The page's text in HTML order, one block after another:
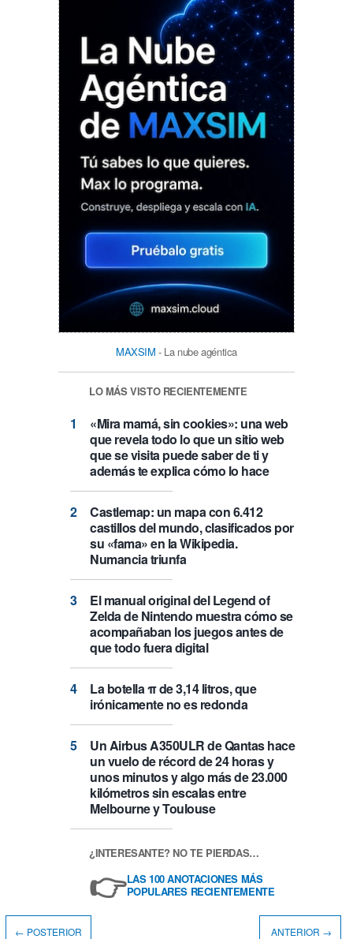
MAXSIM - La nube agéntica
LO MÁS VISTO RECIENTEMENTE
«Mira mamá, sin cookies»: una web
que revela todo lo que un sitio web
que se visita puede saber de ti y
además te explica cómo lo hace
Castlemap: un mapa con 6.412
castillos del mundo, clasificados por
su «fama» en la Wikipedia.
Numancia triunfa
El manual original del Legend of
Zelda de Nintendo muestra cómo se
acompañaban los juegos antes de
que todo fuera digital
La botella π de 3,14 litros, que
irónicamente no es redonda
Un Airbus A350ULR de Qantas hace
un vuelo de récord de 24 horas y
unos minutos y algo más de 23.000
kilómetros sin escalas entre
Melbourne y Toulouse
¿INTERESANTE? NO TE PIERDAS…
👉LAS 100 ANOTACIONES MÁS
POPULARES RECIENTEMENTE
← POSTERIOR ANTERIOR →